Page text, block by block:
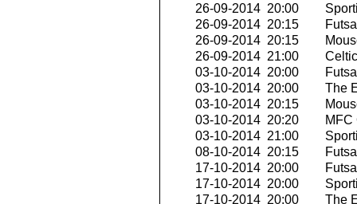
26-09-2014 20:00
26-09-2014 20:15
26-09-2014 20:15
26-09-2014 21:00
03-10-2014 20:00
03-10-2014 20:00
The
03-10-2014 20:15
03-10-2014 20:20
MFC
03-10-2014 21:00
08-10-2014 20:15
17-10-2014 20:00
17-10-2014 20:00
17-10-2014 20:00
The